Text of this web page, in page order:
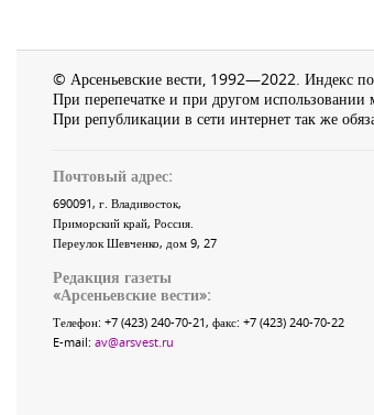
© Арсеньевские вести, 1992—2022. Индекс
При перепечатке и при другом использовании
При републикации в сети интернет так же
Почтовый адрес:
690091, г. Владивосток,
Приморский край, Россия.
Переулок Шевченко, дом 9, 27
Редакция газеты
«Арсеньевские вести»:
Телефон: +7 (423) 240-70-21, факс: +7 (423) 240-70-22
E-mail: av@arsvest.ru